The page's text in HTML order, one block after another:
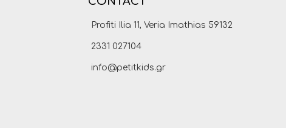
Profiti Ilia 11, Veria Imathias 59132
2331 027104
info@petitkids.gr